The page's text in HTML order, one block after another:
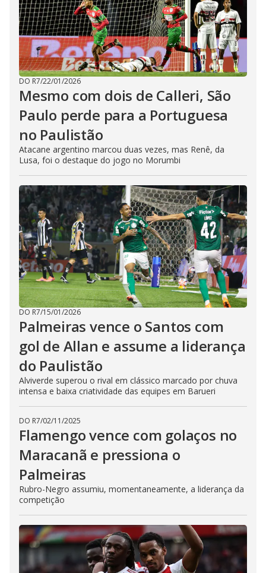
DO R7/22/01/2026
Mesmo com dois de Calleri, São
Paulo perde para a Portuguesa
no Paulistão
Atacane argentino marcou duas vezes, mas Renê, da
Lusa, foi o destaque do jogo no Morumbi
DO R7/15/01/2026
Palmeiras vence o Santos com
gol de Allan e assume a liderança
do Paulistão
Alviverde superou o rival em clássico marcado por chuva
intensa e baixa criatividade das equipes em Barueri
DO R7/02/11/2025
Flamengo vence com golaços no
Maracanã e pressiona o
Palmeiras
Rubro-Negro assumiu, momentaneamente, a liderança da
competição